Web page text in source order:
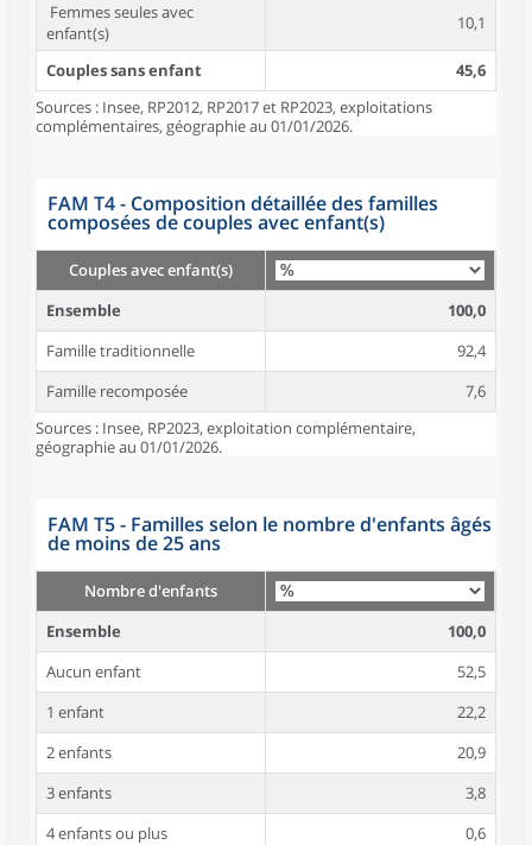
Femmes seules avec
enfant(s)
10,1
Couples sans enfant
45,6
Sources : Insee, RP2012, RP2017 et RP2023, exploitations
complémentaires, géographie au 01/01/2026.
FAM T4 - Composition détaillée des familles
composées de couples avec enfant(s)
Couples avec enfant(s)
Ensemble
100,0
Famille traditionnelle
92,4
Famille recomposée
7,6
Sources : Insee, RP2023, exploitation complémentaire,
géographie au 01/01/2026.
FAM T5 - Familles selon le nombre d'enfants âgés
de moins de 25 ans
Nombre d'enfants
Ensemble
100,0
Aucun enfant
52,5
1 enfant
22,2
2 enfants
20,9
3 enfants
3,8
4 enfants ou plus
0,6